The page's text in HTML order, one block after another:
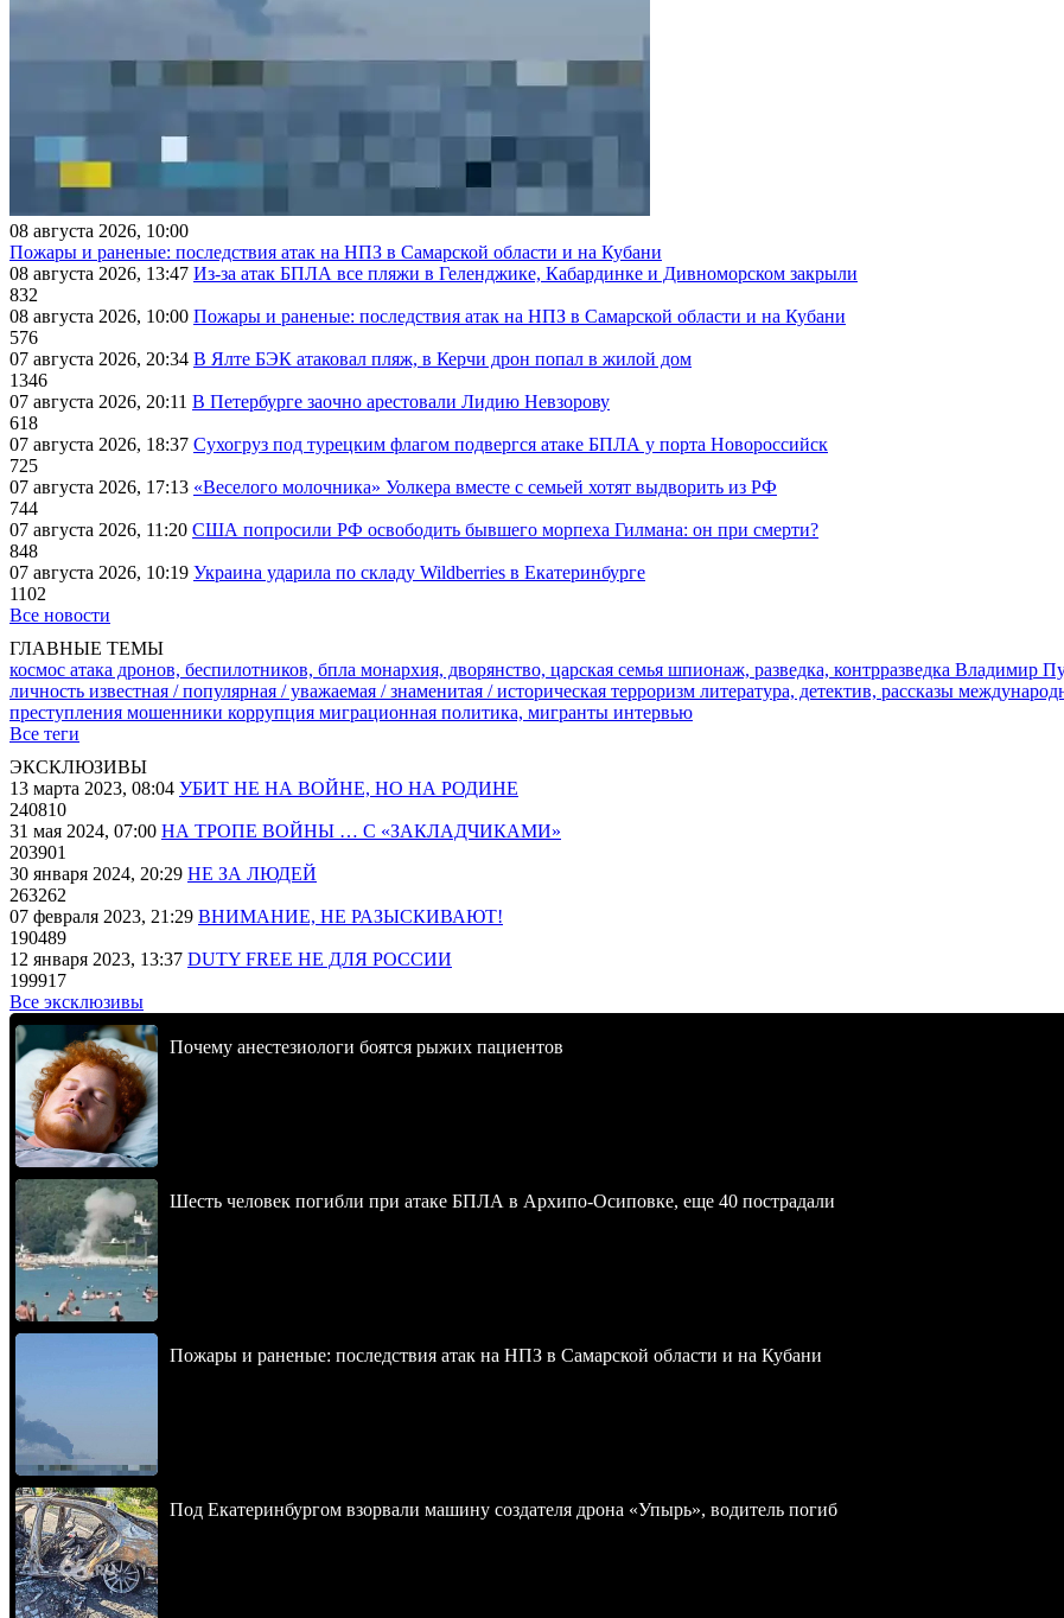
08 августа 2026, 10:00
Пожары и раненые: последствия атак на НПЗ в Самарской области и на Кубани
08 августа 2026, 13:47 Из-за атак БПЛА все пляжи в Геленджике, Кабардинке и Дивноморском закрыли
832
08 августа 2026, 10:00 Пожары и раненые: последствия атак на НПЗ в Самарской области и на Кубани
576
07 августа 2026, 20:34 В Ялте БЭК атаковал пляж, в Керчи дрон попал в жилой дом
1346
07 августа 2026, 20:11 В Петербурге заочно арестовали Лидию Невзорову
618
07 августа 2026, 18:37 Сухогруз под турецким флагом подвергся атаке БПЛА у порта Новороссийск
725
07 августа 2026, 17:13 «Веселого молочника» Уолкера вместе с семьей хотят выдворить из РФ
744
07 августа 2026, 11:20 США попросили РФ освободить бывшего морпеха Гилмана: он при смерти?
848
07 августа 2026, 10:19 Украина ударила по складу Wildberries в Екатеринбурге
1102
Все новости
ГЛАВНЫЕ ТЕМЫ
космос атака дронов, беспилотников, бпла монархия, дворянство, царская семья шпионаж, разведка, контрразведка Владимир
личность известная / популярная / уважаемая / знаменитая / историческая терроризм литература, детектив, рассказы
преступления мошенники коррупция миграционная политика, мигранты интервью
Все теги
ЭКСКЛЮЗИВЫ
13 марта 2023, 08:04 УБИТ НЕ НА ВОЙНЕ, НО НА РОДИНЕ
240810
31 мая 2024, 07:00 НА ТРОПЕ ВОЙНЫ … С «ЗАКЛАДЧИКАМИ»
203901
30 января 2024, 20:29 НЕ ЗА ЛЮДЕЙ
263262
07 февраля 2023, 21:29 ВНИМАНИЕ, НЕ РАЗЫСКИВАЮТ!
190489
12 января 2023, 13:37 DUTY FREE НЕ ДЛЯ РОССИИ
199917
Все эксклюзивы
Почему анестезиологи боятся рыжих пациентов
Шесть человек погибли при атаке БПЛА в Архипо-Осиповке, еще 40 пострадали
Пожары и раненые: последствия атак на НПЗ в Самарской области и на Кубани
Под Екатеринбургом взорвали машину создателя дрона «Упырь», водитель погиб